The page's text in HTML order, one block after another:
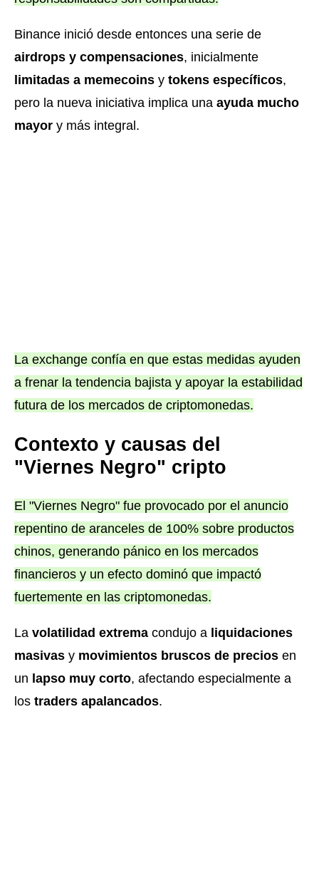
Binance inició desde entonces una serie de
airdrops y compensaciones, inicialmente
limitadas a memecoins y tokens específicos,
pero la nueva iniciativa implica una ayuda mucho
mayor y más integral.
La exchange confía en que estas medidas ayuden
a frenar la tendencia bajista y apoyar la estabilidad
futura de los mercados de criptomonedas.
Contexto y causas del
"Viernes Negro" cripto
El "Viernes Negro" fue provocado por el anuncio
repentino de aranceles de 100% sobre productos
chinos, generando pánico en los mercados
financieros y un efecto dominó que impactó
fuertemente en las criptomonedas.
La volatilidad extrema condujo a liquidaciones
masivas y movimientos bruscos de precios en
un lapso muy corto, afectando especialmente a
los traders apalancados.